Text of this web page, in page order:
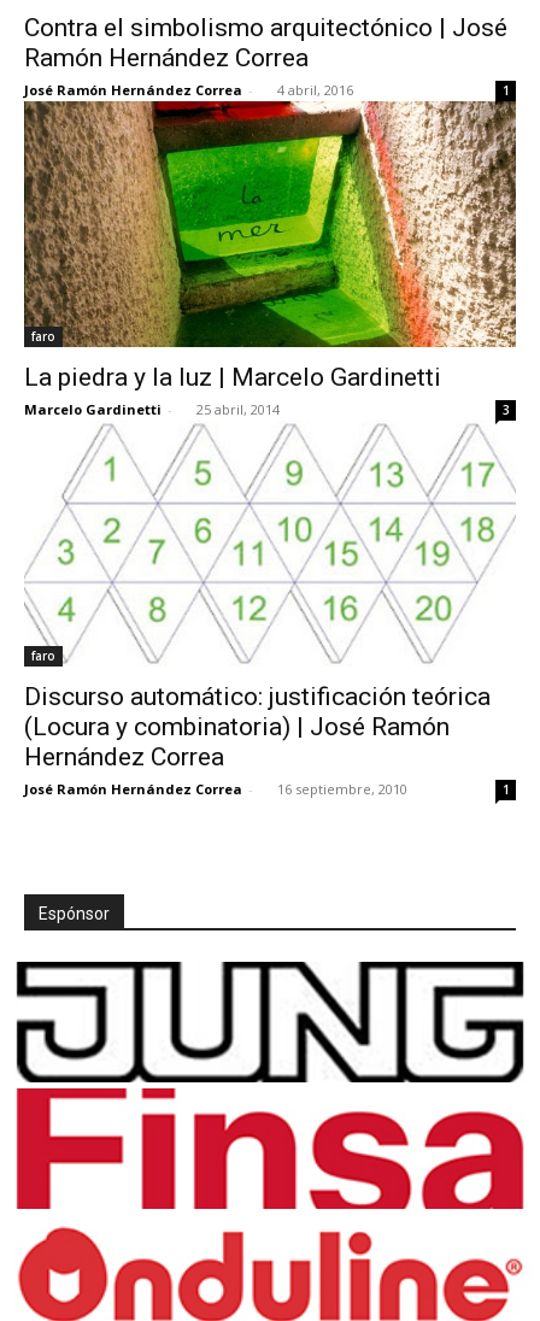
Contra el simbolismo arquitectónico | José
Ramón Hernández Correa
José Ramón Hernández Correa - 4 abril, 2016 1
faro
La piedra y la luz | Marcelo Gardinetti
Marcelo Gardinetti - 25 abril, 2014 3
faro
Discurso automático: justificación teórica
(Locura y combinatoria) | José Ramón
Hernández Correa
José Ramón Hernández Correa - 16 septiembre, 2010 1
Espónsor